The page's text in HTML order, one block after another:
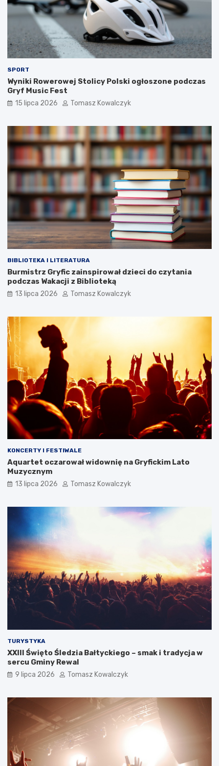
SPORT
Wyniki Rowerowej Stolicy Polski ogłoszone podczas
Gryf Music Fest
15 lipca 2026 Tomasz Kowalczyk
BIBLIOTEKA I LITERATURA
Burmistrz Gryfic zainspirował dzieci do czytania
podczas Wakacji z Biblioteką
13 lipca 2026 Tomasz Kowalczyk
KONCERTY I FESTIWALE
Aquartet oczarował widownię na Gryfickim Lato
Muzycznym
13 lipca 2026 Tomasz Kowalczyk
TURYSTYKA
XXIII Święto Śledzia Bałtyckiego – smak i tradycja w
sercu Gminy Rewal
9 lipca 2026 Tomasz Kowalczyk